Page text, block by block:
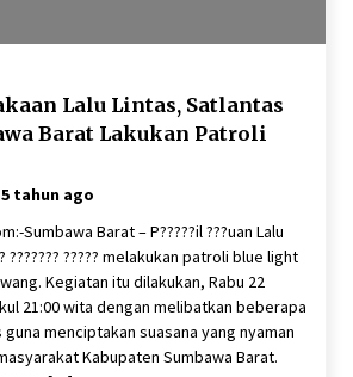
Lalu Lintas, Satlantas
Barat Lakukan Patroli
tahun ago
Sumbawa Barat – P?????il ???uan Lalu
??????? ????? melakukan patroli blue light
Kegiatan itu dilakukan, Rabu 22
21:00 wita dengan melibatkan beberapa
menciptakan suasana yang nyaman
Kabupaten Sumbawa Barat.